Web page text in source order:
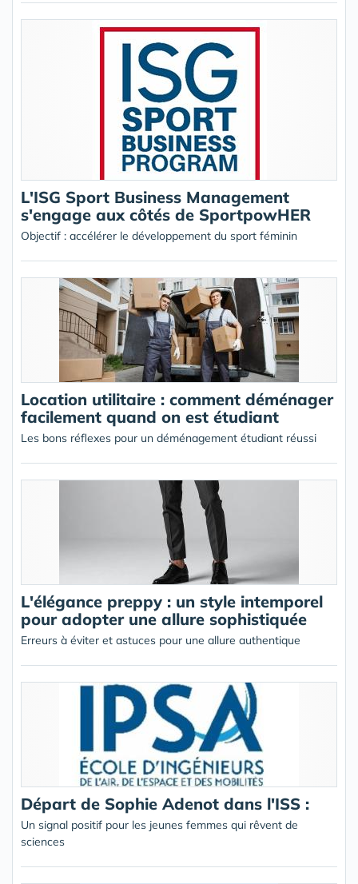
L'ISG Sport Business Management
s'engage aux côtés de SportpowHER
Objectif : accélérer le développement du sport féminin
Location utilitaire : comment déménager
facilement quand on est étudiant
Les bons réflexes pour un déménagement étudiant réussi
L'élégance preppy : un style intemporel
pour adopter une allure sophistiquée
Erreurs à éviter et astuces pour une allure authentique
Départ de Sophie Adenot dans l'ISS :
Un signal positif pour les jeunes femmes qui rêvent de
sciences